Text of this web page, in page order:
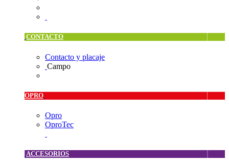
CONTACTO
Contacto y placaje
Campo
OPRO
Opro
OproTec
ACCESORIOS